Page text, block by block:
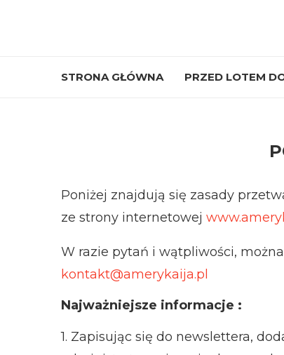
STRONA GŁÓWNA PRZED LOTEM
Poniżej znajdują się zasady
ze strony internetowej
W razie pytań i wątpliwości,
kontakt@amerykaija.pl
Najważniejsze informacje :
1. Zapisując się do newslettera,